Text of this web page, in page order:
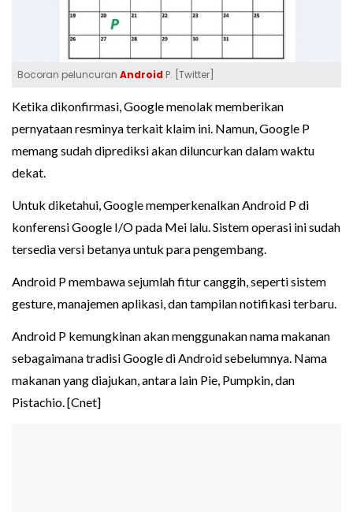
Bocoran peluncuran Android P. [Twitter]
Ketika dikonfirmasi, Google menolak memberikan
pernyataan resminya terkait klaim ini. Namun, Google P
memang sudah diprediksi akan diluncurkan dalam waktu
dekat.
Untuk diketahui, Google memperkenalkan Android P di
konferensi Google I/O pada Mei lalu. Sistem operasi ini sudah
tersedia versi betanya untuk para pengembang.
Android P membawa sejumlah fitur canggih, seperti sistem
gesture, manajemen aplikasi, dan tampilan notifikasi terbaru.
Android P kemungkinan akan menggunakan nama makanan
sebagaimana tradisi Google di Android sebelumnya. Nama
makanan yang diajukan, antara lain Pie, Pumpkin, dan
Pistachio. [Cnet]